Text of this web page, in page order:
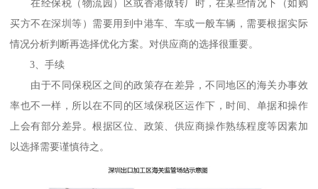
在经保税（物流园）区或香港做转厂时，在某些情况下（如购
买方不在深圳等）需要用到中港车、车或一般车辆，需要根据实际
情况分析判断再选择优化方案。对供应商的选择很重要。
3、手续
由于不同保税区之间的政策存在差异，不同地区的海关办事效
率也不一样，所以在不同的区域保税区运作下，时间、单据和操作
上会有部分差异。根据区位、政策、供应商操作熟练程度等因素加
以选择需要谨慎待之。